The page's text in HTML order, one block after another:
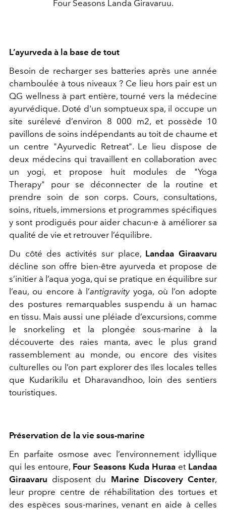
Four Seasons Landa Giravaruu.
L’ayurveda à la base de tout
Besoin de recharger ses batteries après une année
chamboulée à tous niveaux ? Ce lieu hors pair est un
QG wellness à part entière, tourné vers la médecine
ayurvédique. Doté d'un somptueux spa, il occupe un
site surélevé d’environ 8 000 m2, et possède 10
pavillons de soins indépendants au toit de chaume et
un centre "Ayurvedic Retreat". Le lieu dispose de
deux médecins qui travaillent en collaboration avec
un yogi, et propose huit modules de "Yoga
Therapy" pour se déconnecter de la routine et
prendre soin de son corps. Cours, consultations,
soins, rituels, immersions et programmes spécifiques
y sont prodigués pour aider chacun·e à améliorer sa
qualité de vie et retrouver l’équilibre.
Du côté des activités sur place, Landaa Giraavaru
décline son offre bien-être ayurveda et propose de
s’initier à l’aqua yoga, qui se pratique en équilibre sur
l’eau, ou encore à l’antigravityyoga, où l’on adopte
des postures remarquables suspendu à un hamac
en tissu. Mais aussi une pléiade d’excursions, comme
le snorkeling et la plongée sous-marine à la
découverte des raies manta, avec le plus grand
rassemblement au monde, ou encore des visites
culturelles ou l’on part explorer des îles locales telles
que Kudarikilu et Dharavandhoo, loin des sentiers
touristiques.
Préservation de la vie sous-marine
En parfaite osmose avec l’environnement idyllique
qui les entoure, Four Seasons Kuda Huraaet Landaa
Giraavaru disposent du Marine Discovery Center,
leur propre centre de réhabilitation des tortues et
des espèces sous-marines, venant en aide à celles